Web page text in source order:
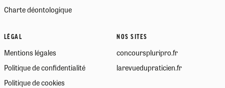
Charte déontologique
LÉGAL
Mentions légales
Politique de confidentialité
Politique de cookies
NOS SITES
concourspluripro.fr
larevuedupraticien.fr